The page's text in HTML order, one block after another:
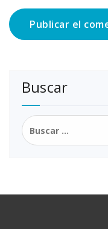
Buscar
Buscar: